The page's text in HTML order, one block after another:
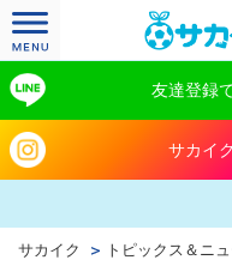
友達登録
サカイ
サカイク トピックス＆ニ